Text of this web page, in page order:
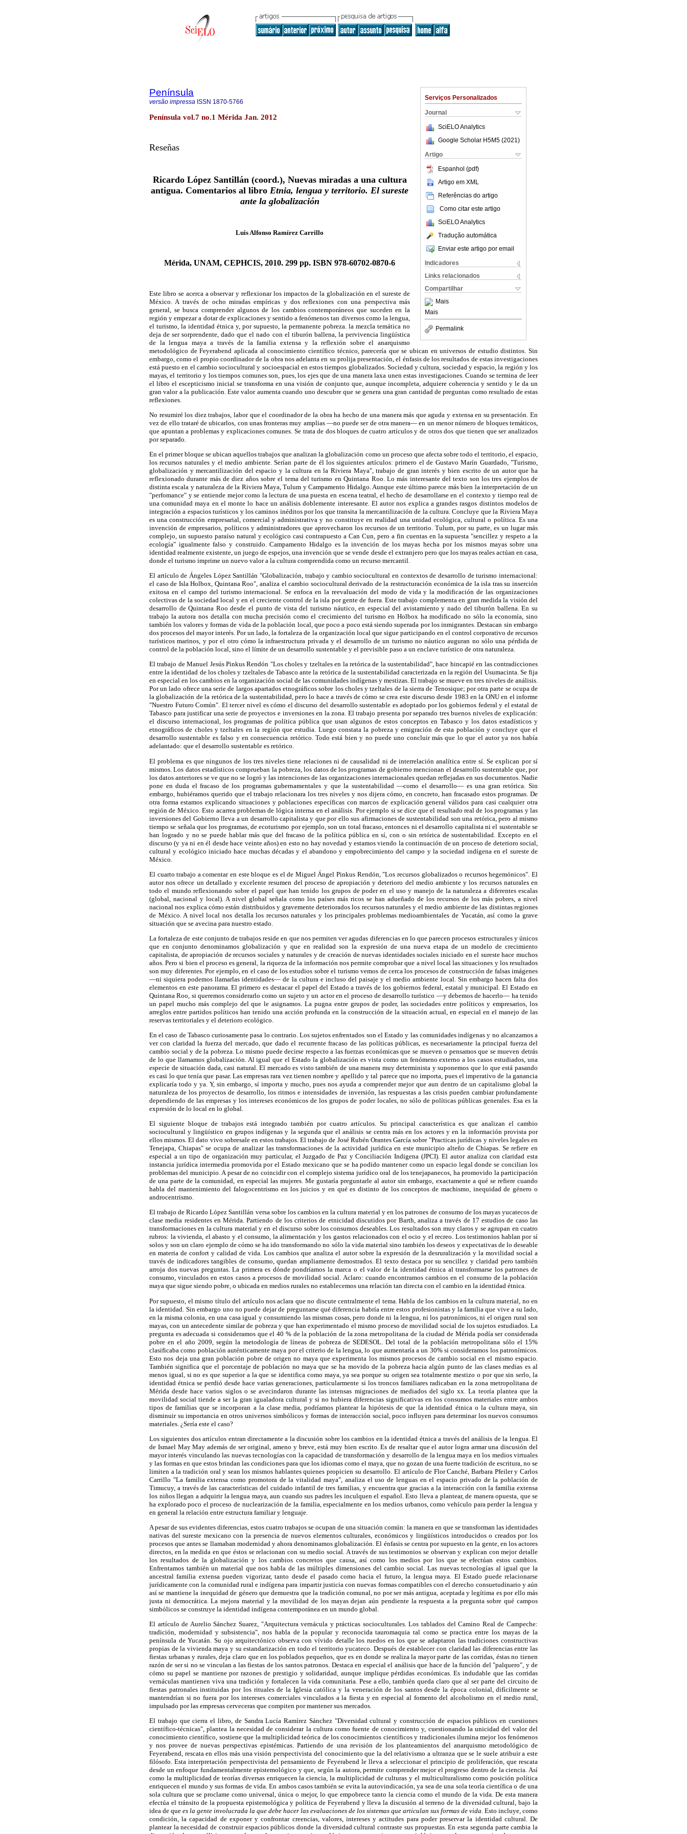
Serviços Personalizados
Journal
SciELO Analytics
Google Scholar H5M5 (2021 )
Artigo
Espanhol (pdf)
Artigo em XML
Referências do artigo
Como citar este artigo
SciELO Analytics
Tradução automática
Enviar este artigo por email
Indicadores
Links relacionados
Compartilhar
Mais
Mais
Permalink
Península
versão impressa ISSN 1870-5766
Península vol.7 no.1 Mérida Jan. 2012
Reseñas
Ricardo López Santillán (coord.), Nuevas miradas a una cultura
antigua. Comentarios al libro Etnia, lengua y territorio. El sureste
ante la globalización
Luis Alfonso Ramírez Carrillo
Mérida, UNAM, CEPHCIS, 2010. 299 pp. ISBN 978-60702-0870-6
Este libro se acerca a observar y reflexionar los impactos de la globalización en el sureste de
México. A través de ocho miradas empíricas y dos reflexiones con una perspectiva más
general, se busca comprender algunos de los cambios contemporáneos que suceden en la
región y empezar a dotar de explicaciones y sentido a fenómenos tan diversos como la lengua,
el turismo, la identidad étnica y, por supuesto, la permanente pobreza. la mezcla temática no
deja de ser sorprendente, dado que el nado con el tiburón ballena, la pervivencia lingüística
de la lengua maya a través de la familia extensa y la reflexión sobre el anarquismo
metodológico de Feyerabend aplicada al conocimiento científico técnico, parecería que se ubican en universos de estudio distintos. Sin
embargo, como el propio coordinador de la obra nos adelanta en su prolija presentación, el énfasis de los resultados de estas investigaciones
está puesto en el cambio sociocultural y socioespacial en estos tiempos globalizados. Sociedad y cultura, sociedad y espacio, la región y los
mayas, el territorio y los tiempos comunes son, pues, los ejes que de una manera laxa unen estas investigaciones. Cuando se termina de leer
el libro el escepticismo inicial se transforma en una visión de conjunto que, aunque incompleta, adquiere coherencia y sentido y le da un
gran valor a la publicación. Este valor aumenta cuando uno descubre que se genera una gran cantidad de preguntas como resultado de estas
reflexiones.
No resumiré los diez trabajos, labor que el coordinador de la obra ha hecho de una manera más que aguda y extensa en su presentación. En
vez de ello trataré de ubicarlos, con unas fronteras muy amplias —no puede ser de otra manera— en un menor número de bloques temáticos,
que apuntan a problemas y explicaciones comunes. Se trata de dos bloques de cuatro artículos y de otros dos que tienen que ser analizados
por separado.
En el primer bloque se ubican aquellos trabajos que analizan la globalización como un proceso que afecta sobre todo el territorio, el espacio,
los recursos naturales y el medio ambiente. Serían parte de él los siguientes artículos: primero el de Gustavo Marín Guardado, "Turismo,
globalización y mercantilización del espacio y la cultura en la Riviera Maya", trabajo de gran interés y bien escrito de un autor que ha
reflexionado durante más de diez años sobre el tema del turismo en Quintana Roo. Lo más interesante del texto son los tres ejemplos de
distinta escala y naturaleza de la Riviera Maya, Tulum y Campamento Hidalgo. Aunque este último parece más bien la interpretación de un
"perfomance" y se entiende mejor como la lectura de una puesta en escena teatral, el hecho de desarrollarse en el contexto y tiempo real de
una comunidad maya en el monte lo hace un análisis doblemente interesante. El autor nos explica a grandes rasgos distintos modelos de
integración a espacios turísticos y los caminos inéditos por los que transita la mercantilización de la cultura. Concluye que la Riviera Maya
es una construcción empresarial, comercial y administrativa y no constituye en realidad una unidad ecológica, cultural o política. Es una
invención de empresarios, políticos y administradores que aprovecharon los recursos de un territorio. Tulum, por su parte, es un lugar más
complejo, un supuesto paraíso natural y ecológico casi contrapuesto a Can Cun, pero a fin cuentas en la supuesta "sencillez y respeto a la
ecología" igualmente falso y construido. Campamento Hidalgo es la invención de los mayas hecha por los mismos mayas sobre una
identidad realmente existente, un juego de espejos, una invención que se vende desde el extranjero pero que los mayas reales actúan en casa,
donde el turismo imprime un nuevo valor a la cultura comprendida como un recurso mercantil.
El artículo de Ángeles López Santillán "Globalización, trabajo y cambio sociocultural en contextos de desarrollo de turismo internacional:
el caso de Isla Holbox, Quintana Roo", analiza el cambio sociocultural derivado de la restructuración económica de la isla tras su inserción
exitosa en el campo del turismo internacional. Se enfoca en la reevaluación del modo de vida y la modificación de las organizaciones
colectivas de la sociedad local y en el creciente control de la isla por gente de fuera. Este trabajo complementa en gran medida la visión del
desarrollo de Quintana Roo desde el punto de vista del turismo náutico, en especial del avistamiento y nado del tiburón ballena. En su
trabajo la autora nos detalla con mucha precisión como el crecimiento del turismo en Holbox ha modificado no sólo la economía, sino
también los valores y formas de vida de la población local, que poco a poco está siendo superada por los inmigrantes. Destacan sin embargo
dos procesos del mayor interés. Por un lado, la fortaleza de la organización local que sigue participando en el control corporativo de recursos
turísticos marinos, y por el otro cómo la infraestructura privada y el desarrollo de un turismo no náutico auguran no sólo una pérdida de
control de la población local, sino el límite de un desarrollo sustentable y el previsible paso a un enclave turístico de otra naturaleza.
El trabajo de Manuel Jesús Pinkus Rendón "Los choles y tzeltales en la retórica de la sustentabilidad", hace hincapié en las contradicciones
entre la identidad de los choles y tzeltales de Tabasco ante la retórica de la sustentabilidad caracterizada en la región del Usumacinta. Se fija
en especial en los cambios en la organización social de las comunidades indígenas y mestizas. El trabajo se mueve en tres niveles de análisis.
Por un lado ofrece una serie de largos apartados etnográficos sobre los choles y tzeltales de la sierra de Tenosique; por otra parte se ocupa de
la globalización de la retórica de la sustentabilidad, pero lo hace a través de cómo se crea este discurso desde 1983 en la ONU en el informe
"Nuestro Futuro Común". El tercer nivel es cómo el discurso del desarrollo sustentable es adoptado por los gobiernos federal y el estatal de
Tabasco para justificar una serie de proyectos e inversiones en la zona. El trabajo presenta por separado tres buenos niveles de explicación:
el discurso internacional, los programas de política pública que usan algunos de estos conceptos en Tabasco y los datos estadísticos y
etnográficos de choles y tzeltales en la región que estudia. Luego constata la pobreza y emigración de esta población y concluye que el
desarrollo sustentable es falso y en consecuencia retórico. Todo está bien y no puede uno concluir más que lo que el autor ya nos había
adelantado: que el desarrollo sustentable es retórico.
El problema es que ningunos de los tres niveles tiene relaciones ni de causalidad ni de interrelación analítica entre sí. Se explican por sí
mismos. Los datos estadísticos comprueban la pobreza, los datos de los programas de gobierno mencionan el desarrollo sustentable que, por
los datos anteriores se ve que no se logró y las intenciones de las organizaciones internacionales quedan reflejadas en sus documentos. Nadie
pone en duda el fracaso de los programas gubernamentales y que la sustentabilidad —como el desarrollo— es una gran retórica. Sin
embargo, hubiéramos querido que el trabajo relacionara los tres niveles y nos dijera cómo, en concreto, han fracasado estos programas. De
otra forma estamos explicando situaciones y poblaciones específicas con marcos de explicación general válidos para casi cualquier otra
región de México. Esto acarrea problemas de lógica interna en el análisis. Por ejemplo si se dice que el resultado real de los programas y las
inversiones del Gobierno lleva a un desarrollo capitalista y que por ello sus afirmaciones de sustentabilidad son una retórica, pero al mismo
tiempo se señala que los programas, de ecoturismo por ejemplo, son un total fracaso, entonces ni el desarrollo capitalista ni el sustentable se
han logrado y no se puede hablar más que del fracaso de la política pública en sí, con o sin retórica de sustentabilidad. Excepto en el
discurso (y ya ni en él desde hace veinte años) en esto no hay novedad y estamos viendo la continuación de un proceso de deterioro social,
cultural y ecológico iniciado hace muchas décadas y el abandono y empobrecimiento del campo y la sociedad indígena en el sureste de
México.
El cuarto trabajo a comentar en este bloque es el de Miguel Ángel Pinkus Rendón, "Los recursos globalizados o recursos hegemónicos". El
autor nos ofrece un detallado y excelente resumen del proceso de apropiación y deterioro del medio ambiente y los recursos naturales en
todo el mundo reflexionando sobre el papel que han tenido los grupos de poder en el uso y manejo de la naturaleza a diferentes escalas
(global, nacional y local). A nivel global señala como los países más ricos se han adueñado de los recursos de los más pobres, a nivel
nacional nos explica cómo están distribuidos y gravemente deteriorados los recursos naturales y el medio ambiente de las distintas regiones
de México. A nivel local nos detalla los recursos naturales y los principales problemas medioambientales de Yucatán, así como la grave
situación que se avecina para nuestro estado.
La fortaleza de este conjunto de trabajos reside en que nos permiten ver agudas diferencias en lo que parecen procesos estructurales y únicos
que en conjunto denominamos globalización y que en realidad son la expresión de una nueva etapa de un modelo de crecimiento
capitalista, de apropiación de recursos sociales y naturales y de creación de nuevas identidades sociales iniciado en el sureste hace muchos
años. Pero si bien el proceso es general, la riqueza de la información nos permite comprobar que a nivel local las situaciones y los resultados
son muy diferentes. Por ejemplo, en el caso de los estudios sobre el turismo vemos de cerca los procesos de construcción de falsas imágenes
—ni siquiera podemos llamarlas identidades— de la cultura e incluso del paisaje y el medio ambiente local. Sin embargo hacen falta dos
elementos en este panorama. El primero es destacar el papel del Estado a través de los gobiernos federal, estatal y municipal. El Estado en
Quintana Roo, si queremos considerarlo como un sujeto y un actor en el proceso de desarrollo turístico —y debemos de hacerlo— ha tenido
un papel mucho más complejo del que le asignamos. La pugna entre grupos de poder, las sociedades entre políticos y empresarios, los
arreglos entre partidos políticos han tenido una acción profunda en la construcción de la situación actual, en especial en el manejo de las
reservas territoriales y el deterioro ecológico.
En el caso de Tabasco curiosamente pasa lo contrario. Los sujetos enfrentados son el Estado y las comunidades indígenas y no alcanzamos a
ver con claridad la fuerza del mercado, que dado el recurrente fracaso de las políticas públicas, es necesariamente la principal fuerza del
cambio social y de la pobreza. Lo mismo puede decirse respecto a las fuerzas económicas que se mueven o pensamos que se mueven detrás
de lo que llamamos globalización. Al igual que el Estado la globalización es vista como un fenómeno externo a los casos estudiados, una
especie de situación dada, casi natural. El mercado es visto también de una manera muy determinista y suponemos que lo que está pasando
es casi lo que tenía que pasar. Las empresas rara vez tienen nombre y apellido y tal parece que no importa, pues el imperativo de la ganancia
explicaría todo y ya. Y, sin embargo, sí importa y mucho, pues nos ayuda a comprender mejor que aun dentro de un capitalismo global la
naturaleza de los proyectos de desarrollo, los ritmos e intensidades de inversión, las respuestas a las crisis pueden cambiar profundamente
dependiendo de las empresas y los intereses económicos de los grupos de poder locales, no sólo de políticas públicas generales. Esa es la
expresión de lo local en lo global.
El siguiente bloque de trabajos está integrado también por cuatro artículos. Su principal característica es que analizan el cambio
sociocultural y lingüístico en grupos indígenas y la segunda que el análisis se centra más en los actores y en la información provista por
ellos mismos. El dato vivo sobresale en estos trabajos. El trabajo de José Rubén Orantes García sobre "Practicas jurídicas y niveles legales en
Tenejapa, Chiapas" se ocupa de analizar las transformaciones de la actividad jurídica en este municipio alteño de Chiapas. Se refiere en
especial a un tipo de organización muy particular, el Juzgado de Paz y Conciliación Indigena (JPCI). El autor analiza con claridad esta
instancia jurídica intermedia promovida por el Estado mexicano que se ha podido mantener como un espacio legal donde se concilian los
problemas del municipio. A pesar de no coincidir con el complejo sistema jurídico oral de los tenejapanecos, ha promovido la participación
de una parte de la comunidad, en especial las mujeres. Me gustaría preguntarle al autor sin embargo, exactamente a qué se refiere cuando
habla del mantenimiento del falogocentrismo en los juicios y en qué es distinto de los conceptos de machismo, inequidad de género o
androcentrismo.
El trabajo de Ricardo López Santillán versa sobre los cambios en la cultura material y en los patrones de consumo de los mayas yucatecos de
clase media residentes en Mérida. Partiendo de los criterios de etnicidad discutidos por Barth, analiza a través de 17 estudios de caso las
transformaciones en la cultura material y en el discurso sobre los consumos deseables. Los resultados son muy claros y se agrupan en cuatro
rubros: la vivienda, el abasto y el consumo, la alimentación y los gastos relacionados con el ocio y el recreo. Los testimonios hablan por sí
solos y son un claro ejemplo de cómo se ha ido transformando no sólo la vida material sino también los deseos y expectativas de lo deseable
en materia de confort y calidad de vida. Los cambios que analiza el autor sobre la expresión de la desruralización y la movilidad social a
través de indicadores tangibles de consumo, quedan ampliamente demostrados. El texto destaca por su sencillez y claridad pero también
arroja dos nuevas preguntas. La primera es dónde pondríamos la marca o el valor de la identidad étnica al transformarse los patrones de
consumo, vinculados en estos casos a procesos de movilidad social. Aclaro: cuando encontramos cambios en el consumo de la población
maya que sigue siendo pobre, o ubicada en medios rurales no establecemos una relación tan directa con el cambio en la identidad étnica.
Por supuesto, el mismo título del artículo nos aclara que no discute centralmente el tema. Habla de los cambios en la cultura material, no en
la identidad. Sin embargo uno no puede dejar de preguntarse qué diferencia habría entre estos profesionistas y la familia que vive a su lado,
en la misma colonia, en una casa igual y consumiendo las mismas cosas, pero donde ni la lengua, ni los patronímicos, ni el origen rural son
mayas, con un antecedente similar de pobreza y que han experimentado el mismo proceso de movilidad social de los sujetos estudiados. La
pregunta es adecuada si consideramos que el 40 % de la población de la zona metropolitana de la ciudad de Mérida podía ser considerada
pobre en el año 2009, según la metodología de líneas de pobreza de SEDESOL. Del total de la población metropolitana sólo el 15%
clasificaba como población auténticamente maya por el criterio de la lengua, lo que aumentaría a un 30% si consideramos los patronímicos.
Esto nos deja una gran población pobre de origen no maya que experimenta los mismos procesos de cambio social en el mismo espacio.
También significa que el porcentaje de población no maya que se ha movido de la pobreza hacia algún punto de las clases medias es al
menos igual, si no es que superior a la que se identifica como maya, ya sea porque su origen sea totalmente mestizo o por que sin serlo, la
identidad étnica se perdió desde hace varias generaciones, particularmente si los troncos familiares radicaban en la zona metropolitana de
Mérida desde hace varios siglos o se avecindaron durante las intensas migraciones de mediados del siglo xx. La teoría plantea que la
movilidad social tiende a ser la gran igualadora cultural y si no hubiera diferencias significativas en los consumos materiales entre ambos
tipos de familias que se incorporan a la clase media, podríamos plantear la hipótesis de que la identidad étnica o la cultura maya, sin
disminuir su importancia en otros universos simbólicos y formas de interacción social, poco influyen para determinar los nuevos consumos
materiales. ¿Sería este el caso?
Los siguientes dos artículos entran directamente a la discusión sobre los cambios en la identidad étnica a través del análisis de la lengua. El
de Ismael May May además de ser original, ameno y breve, está muy bien escrito. Es de resaltar que el autor logra armar una discusión del
mayor interés vinculando las nuevas tecnologías con la capacidad de transformación y desarrollo de la lengua maya en los medios virtuales
y las formas en que estos brindan las condiciones para que los idiomas como el maya, que no gozan de una fuerte tradición de escritura, no se
limiten a la tradición oral y sean los mismos hablantes quienes propicien su desarrollo. El artículo de Flor Canché, Barbara Pfeiler y Carlos
Carrillo "La familia extensa como promotora de la vitalidad maya", analiza el uso de lenguas en el espacio privado de la población de
Timucuy, a través de las características del cuidado infantil de tres familias, y encuentra que gracias a la interacción con la familia extensa
los niños llegan a adquirir la lengua maya, aun cuando sus padres les inculquen el español. Esto lleva a plantear, de manera opuesta, que se
ha explorado poco el proceso de nuclearización de la familia, especialmente en los medios urbanos, como vehículo para perder la lengua y
en general la relación entre estructura familiar y lenguaje.
A pesar de sus evidentes diferencias, estos cuatro trabajos se ocupan de una situación común: la manera en que se transforman las identidades
nativas del sureste mexicano con la presencia de nuevos elementos culturales, económicos y lingüísticos introducidos o creados por los
procesos que antes se llamaban modernidad y ahora denominamos globalización. El énfasis se centra por supuesto en la gente, en los actores
directos, en la medida en que éstos se relacionan con su medio social. A través de sus testimonios se observan y explican con mejor detalle
los resultados de la globalización y los cambios concretos que causa, así como los medios por los que se efectúan estos cambios.
Enfrentamos también un material que nos habla de las múltiples dimensiones del cambio social. Las nuevas tecnologías al igual que la
ancestral familia extensa pueden vigorizar, tanto desde el pasado como hacia el futuro, la lengua maya. El Estado puede relacionarse
jurídicamente con la comunidad rural e indígena para impartir justicia con nuevas formas compatibles con el derecho consuetudinario y aún
así se mantiene la inequidad de género que demuestra que la tradición comunal, no por ser más antigua, aceptada y legítima es por ello más
justa ni democrática. La mejora material y la movilidad de los mayas dejan aún pendiente la respuesta a la pregunta sobre qué campos
simbólicos se construye la identidad indígena contemporánea en un mundo global.
El artículo de Aurelio Sánchez Suarez, "Arquitectura vernácula y prácticas socioculturales. Los tablados del Camino Real de Campeche:
tradición, modernidad y subsistencia", nos habla de la popular y reconocida tauromaquia tal como se practica entre los mayas de la
península de Yucatán. Su ojo arquitectónico observa con vívido detalle los ruedos en los que se adaptaron las tradiciones constructivas
propias de la vivienda maya y su estandarización en todo el territorio yucateco. Después de establecer con claridad las diferencias entre las
fiestas urbanas y rurales, deja claro que en los poblados pequeños, que es en donde se realiza la mayor parte de las corridas, éstas no tienen
razón de ser si no se vinculan a las fiestas de los santos patronos. Destaca en especial el análisis que hace de la función del "palquero", y de
cómo su papel se mantiene por razones de prestigio y solidaridad, aunque implique pérdidas económicas. Es indudable que las corridas
vernáculas mantienen viva una tradición y fortalecen la vida comunitaria. Pese a ello, también queda claro que al ser parte del circuito de
fiestas patronales instituidas por los rituales de la Iglesia católica y la veneración de los santos desde la época colonial, difícilmente se
mantendrían si no fuera por los intereses comerciales vinculados a la fiesta y en especial al fomento del alcoholismo en el medio rural,
impulsado por las empresas cerveceras que compiten por mantener sus mercados.
El trabajo que cierra el libro, de Sandra Lucía Ramírez Sánchez "Diversidad cultural y construcción de espacios públicos en cuestiones
científico-técnicas", plantea la necesidad de considerar la cultura como fuente de conocimiento y, cuestionando la unicidad del valor del
conocimiento científico, sostiene que la multiplicidad teórica de los conocimientos científicos y tradicionales ilumina mejor los fenómenos
y nos provee de nuevas perspectivas epistémicas. Partiendo de una revisión de los planteamientos del anarquismo metodológico de
Feyerabend, rescata en ellos más una visión perspectivista del conocimiento que la del relativismo a ultranza que se le suele atribuir a este
filósofo. Esta interpretación perspectivista del pensamiento de Feyerabend le lleva a seleccionar el principio de proliferación, que rescata
desde un enfoque fundamentalmente epistemológico y que, según la autora, permite comprender mejor el progreso dentro de la ciencia. Así
como la multiplicidad de teorías diversas enriquecen la ciencia, la multiplicidad de culturas y el multiculturalismo como posición política
enriquecen el mundo y sus formas de vida. En ambos casos también se evita la autovindicación, ya sea de una sola teoría científica o de una
sola cultura que se proclame como universal, única o mejor, lo que empobrece tanto la ciencia como el mundo de la vida. De esta manera
efectúa el tránsito de la propuesta epistemológica y política de Feyerabend y lleva la discusión al terreno de la diversidad cultural, bajo la
idea de que es la gente involucrada la que debe hacer las evaluaciones de los sistemas que articulan sus formas de vida. Esto incluye, como
condición, la capacidad de exponer y confrontar creencias, valores, intereses y actitudes para poder preservar la identidad cultural. De
plantear la necesidad de construir espacios públicos donde la diversidad cultural contraste sus propuestas. En esta segunda parte cambia la